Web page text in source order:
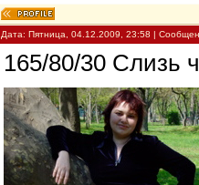
Дата: Пятница, 04.12.2009, 23:58 |
165/80/30 Слизь